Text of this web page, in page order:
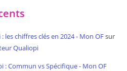
les chiffres clés en 2024 - Mon OFsur
Qualiopi
: Commun vs Spécifique - Mon OF